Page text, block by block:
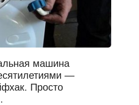
машина
—
Просто